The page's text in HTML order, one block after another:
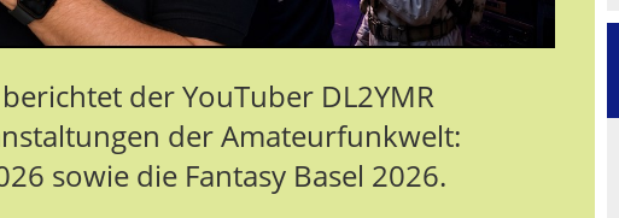
der YouTuber DL2YMR
der Amateurfunkwelt:
sowie die Fantasy Basel 2026.